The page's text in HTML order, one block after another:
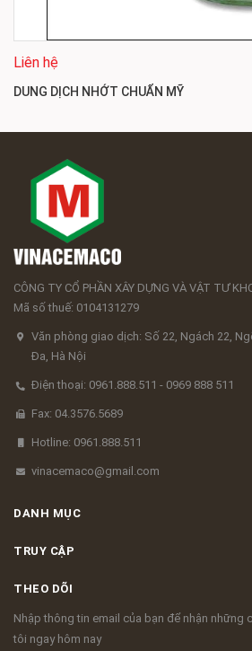
Liên hệ
DUNG DỊCH NHỚT CHUẨN MỸ
CÔNG TY CỔ PHẦN XÂY DỰNG VÀ VẬT TƯ
Mã số thuế: 0104131279
Văn phòng giao dịch: Số 22, Ngách 22,
Đa, Hà Nội
Điện thoại: 0961.888.511 - 0969 888 511
Fax: 04.3576.5689
Hotline: 0961.888.511
vinacemaco@gmail.com
DANH MỤC
TRUY CẬP
THEO DÕI
Nhập thông tin email của bạn để nhận những
tôi ngay hôm nay